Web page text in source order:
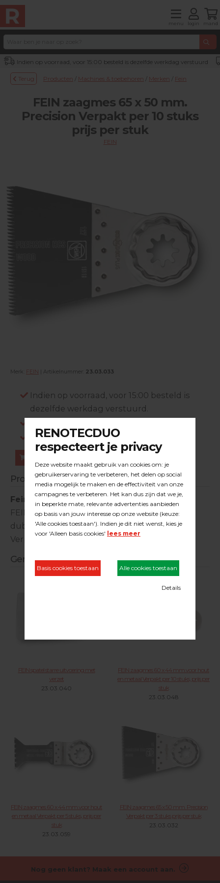
menu login mand
Indien op voorraad, voor 15:00 besteld is dezelfde werkdag verstuurd
Terug Producten / Machines & toebehoren / Merken / Fein
FEIN zaagmes 65 x 50 mm.
Precision Verpakt per 10 stuks
prijs per stuk
FEIN
Merk: FEIN | Artikelnummer: 23.03.033
Indien op voorraad, voor 15:00 besteld is
dezelfde werkdag verstuurd.
Log in om prijzen te zien.
Productinformatie
Fein zaagmes Precision
FEIN zaagmes 65 x 50 mm. -breed- Precision-
dubbeltands (Japans)
Verpakt per 10 stuks - prijs per stuk
Gerelateerde producten
FEIN spatel starre uitvoering met
verzet
23.03.040
FEIN zaagmes 60 x 44 mm.voor hout
en metaal Verpakt per 10 stuks, prijs per
stuk
23.03.048
FEIN zaagmes 60 x 44 mm.voor hout
en metaal Verpakt per 5 stuks, prijs per
stuk
23.03.059
FEIN zaagmes 65 x 50 mm. Precision
Verpakt per 3 stuks prijs per stuk
23.03.032
Nog geen klant? Maak een account aan.